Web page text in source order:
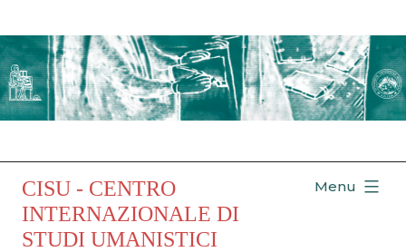
al
contenuto
CISU - CENTRO
INTERNAZIONALE DI
STUDI UMANISTICI
Menu